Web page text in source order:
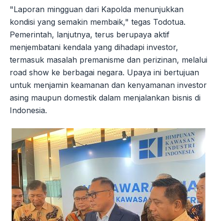
"Laporan mingguan dari Kapolda menunjukkan
kondisi yang semakin membaik," tegas Todotua.
Pemerintah, lanjutnya, terus berupaya aktif
menjembatani kendala yang dihadapi investor,
termasuk masalah premanisme dan perizinan, melalui
road show ke berbagai negara. Upaya ini bertujuan
untuk menjamin keamanan dan kenyamanan investor
asing maupun domestik dalam menjalankan bisnis di
Indonesia.